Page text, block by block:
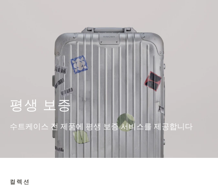
평생 보증
수트케이스 전 제품에 평생 보증 서비스를 제공합니다
컬렉션